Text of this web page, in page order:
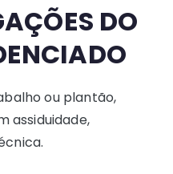
DO
ou plantão,
assiduidade,